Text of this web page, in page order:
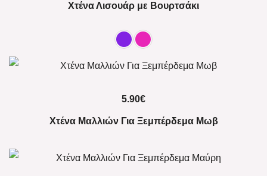
Χτένα Λισουάρ με Βουρτσάκι
5.90€
Χτένα Μαλλιών Για Ξεμπέρδεμα Μωβ